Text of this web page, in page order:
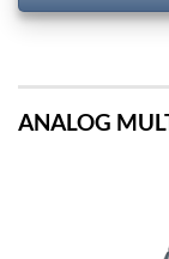
ANALOG